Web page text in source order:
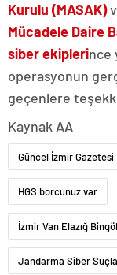
Kurulu (MASAK)
Mücadele Daire
siber ekiplerince
operasyonun
geçenlere
Kaynak AA
Güncel İzmir Gazetesi
HGS borcunuz var
İzmir Van Elazığ
Jandarma Siber